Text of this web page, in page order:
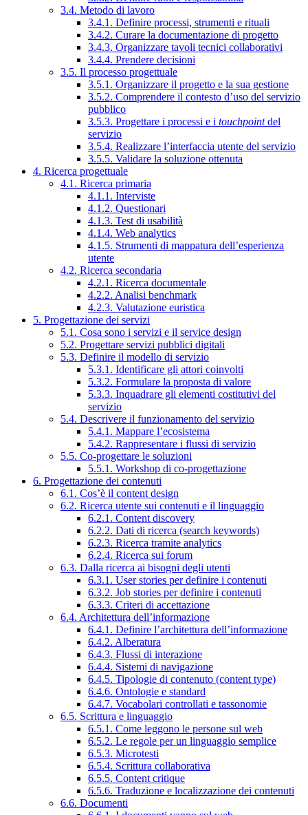
3.4. Metodo di lavoro
3.4.1. Definire processi, strumenti e rituali
3.4.2. Curare la documentazione di progetto
3.4.3. Organizzare tavoli tecnici collaborativi
3.4.4. Prendere decisioni
3.5. Il processo progettuale
3.5.1. Organizzare il progetto e la sua gestione
3.5.2. Comprendere il contesto d’uso del servizio
pubblico
3.5.3. Progettare i processi e i touchpointdel
servizio
3.5.4. Realizzare l’interfaccia utente del servizio
3.5.5. Validare la soluzione ottenuta
4. Ricerca progettuale
4.1. Ricerca primaria
4.1.1. Interviste
4.1.2. Questionari
4.1.3. Test di usabilità
4.1.4. Web analytics
4.1.5. Strumenti di mappatura dell’esperienza
utente
4.2. Ricerca secondaria
4.2.1. Ricerca documentale
4.2.2. Analisi benchmark
4.2.3. Valutazione euristica
5. Progettazione dei servizi
5.1. Cosa sono i servizi e il service design
5.2. Progettare servizi pubblici digitali
5.3. Definire il modello di servizio
5.3.1. Identificare gli attori coinvolti
5.3.2. Formulare la proposta di valore
5.3.3. Inquadrare gli elementi costitutivi del
servizio
5.4. Descrivere il funzionamento del servizio
5.4.1. Mappare l’ecosistema
5.4.2. Rappresentare i flussi di servizio
5.5. Co-progettare le soluzioni
5.5.1. Workshop di co-progettazione
6. Progettazione dei contenuti
6.1. Cos’è il content design
6.2. Ricerca utente sui contenuti e il linguaggio
6.2.1. Content discovery
6.2.2. Dati di ricerca (search keywords)
6.2.3. Ricerca tramite analytics
6.2.4. Ricerca sui forum
6.3. Dalla ricerca ai bisogni degli utenti
6.3.1. User stories per definire i contenuti
6.3.2. Job stories per definire i contenuti
6.3.3. Criteri di accettazione
6.4. Architettura dell’informazione
6.4.1. Definire l’architettura dell’informazione
6.4.2. Alberatura
6.4.3. Flussi di interazione
6.4.4. Sistemi di navigazione
6.4.5. Tipologie di contenuto (content type)
6.4.6. Ontologie e standard
6.4.7. Vocabolari controllati e tassonomie
6.5. Scrittura e linguaggio
6.5.1. Come leggono le persone sul web
6.5.2. Le regole per un linguaggio semplice
6.5.3. Microtesti
6.5.4. Scrittura collaborativa
6.5.5. Content critique
6.5.6. Traduzione e localizzazione dei contenuti
6.6. Documenti